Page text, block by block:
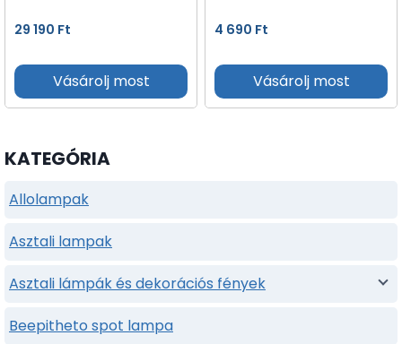
29 190 Ft
Vásárolj most
4 690 Ft
Vásárolj most
KATEGÓRIA
Allolampak
Asztali lampak
Asztali lámpák és dekorációs fények
Beepitheto spot lampa